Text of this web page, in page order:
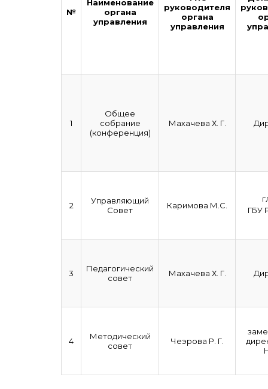
№
Наименование
органа
управления
руководителя
органа
управления
1
Общее
собрание
(конференция)
Махачева Х. Г.
2
Управляющий
Совет
Каримова М.С.
ГБУ
3
Педагогический
совет
Махачева Х. Г.
4
Методический
совет
Чеэрова Р. Г.